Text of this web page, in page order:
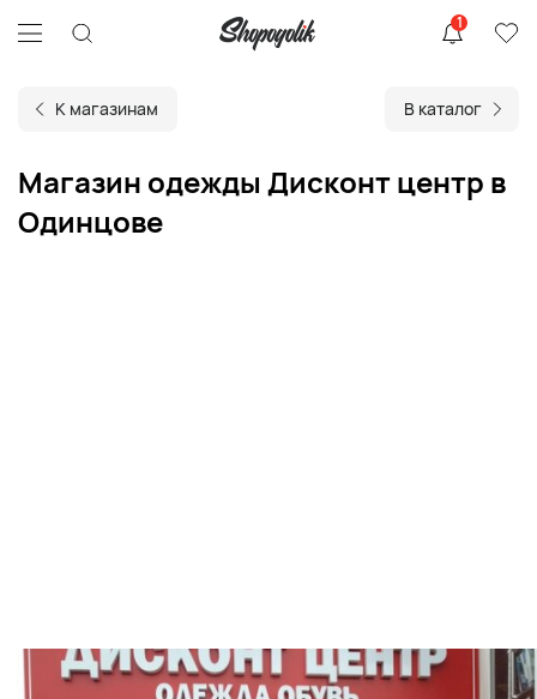
1
К магазинам В каталог
Магазин одежды Дисконт центр в
Одинцове